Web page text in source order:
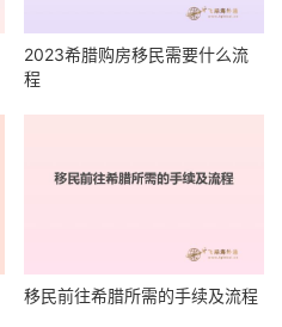
2023希腊购房移民需要什么流
程
移民前往希腊所需的手续及流程